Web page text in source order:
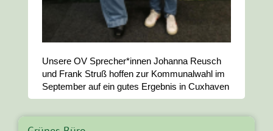
Unsere OV Sprecher*innen Johanna Reusch
und Frank Struß hoffen zur Kommunalwahl im
September auf ein gutes Ergebnis in Cuxhaven